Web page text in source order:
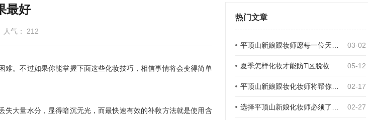
最好
气： 212
。不过如果你能掌握下面这些化妆技巧，相信事情将会变得简单
大量水分，显得暗沉无光，而最快速有效的补救方法就是使用含
热门文章
03-02
夏季怎样化妆才能防T区脱妆 05-12
02-17
02-27